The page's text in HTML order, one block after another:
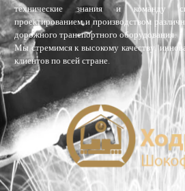
технические знания и команду
проектированием и производством
дорожного транспортного оборудования.
Мы стремимся к высокому качеству,
клиентов по всей стране.